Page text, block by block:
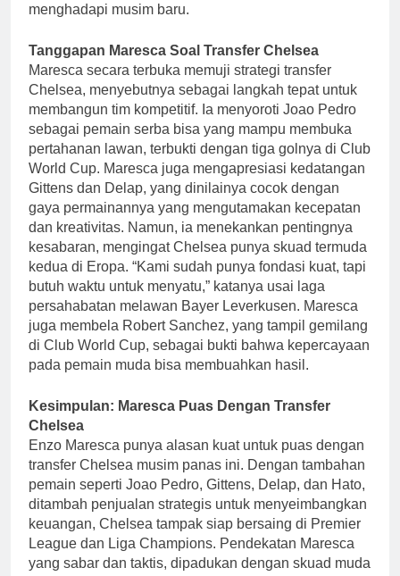
menghadapi musim baru.
Tanggapan Maresca Soal Transfer Chelsea
Maresca secara terbuka memuji strategi transfer
Chelsea, menyebutnya sebagai langkah tepat untuk
membangun tim kompetitif. Ia menyoroti Joao Pedro
sebagai pemain serba bisa yang mampu membuka
pertahanan lawan, terbukti dengan tiga golnya di Club
World Cup. Maresca juga mengapresiasi kedatangan
Gittens dan Delap, yang dinilainya cocok dengan
gaya permainannya yang mengutamakan kecepatan
dan kreativitas. Namun, ia menekankan pentingnya
kesabaran, mengingat Chelsea punya skuad termuda
kedua di Eropa. “Kami sudah punya fondasi kuat, tapi
butuh waktu untuk menyatu,” katanya usai laga
persahabatan melawan Bayer Leverkusen. Maresca
juga membela Robert Sanchez, yang tampil gemilang
di Club World Cup, sebagai bukti bahwa kepercayaan
pada pemain muda bisa membuahkan hasil.
Kesimpulan: Maresca Puas Dengan Transfer
Chelsea
Enzo Maresca punya alasan kuat untuk puas dengan
transfer Chelsea musim panas ini. Dengan tambahan
pemain seperti Joao Pedro, Gittens, Delap, dan Hato,
ditambah penjualan strategis untuk menyeimbangkan
keuangan, Chelsea tampak siap bersaing di Premier
League dan Liga Champions. Pendekatan Maresca
yang sabar dan taktis, dipadukan dengan skuad muda